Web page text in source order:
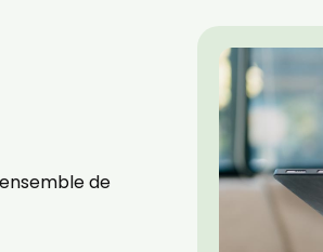
de